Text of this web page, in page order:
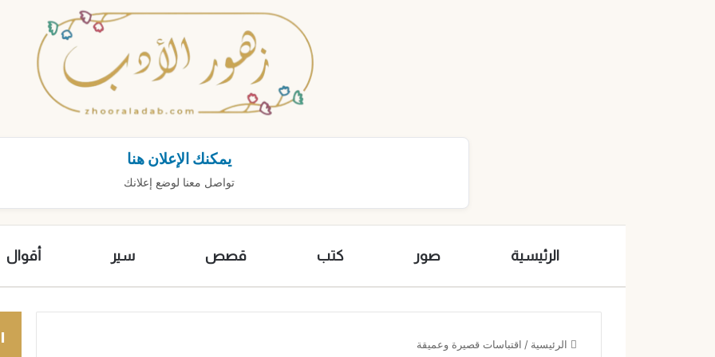
يمكنك الإعلان هنا
تواصل معنا لوضع إعلانك
الرئيسية صور كتب قصص سير أقوال
الرئيسية / اقتباسات قصيرة وعميقة